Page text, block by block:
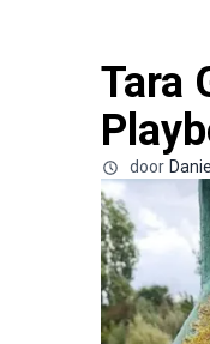
Tara
door